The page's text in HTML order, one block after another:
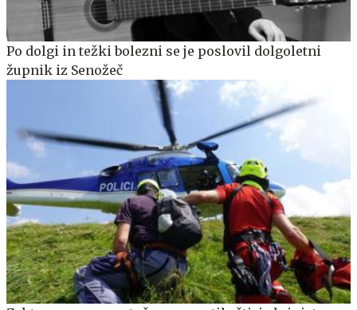
Po dolgi in težki bolezni se je poslovil dolgoletni
župnik iz Senožeč